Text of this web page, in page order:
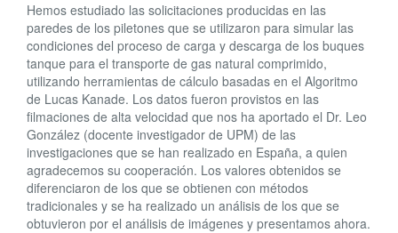
Hemos estudiado las solicitaciones producidas en las
paredes de los piletones que se utilizaron para simular las
condiciones del proceso de carga y descarga de los buques
tanque para el transporte de gas natural comprimido,
utilizando herramientas de cálculo basadas en el Algoritmo
de Lucas Kanade. Los datos fueron provistos en las
filmaciones de alta velocidad que nos ha aportado el Dr. Leo
González (docente investigador de UPM) de las
investigaciones que se han realizado en España, a quien
agradecemos su cooperación. Los valores obtenidos se
diferenciaron de los que se obtienen con métodos
tradicionales y se ha realizado un análisis de los que se
obtuvieron por el análisis de imágenes y presentamos ahora.